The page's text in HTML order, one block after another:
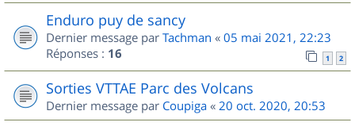
Enduro puy de sancy
Dernier message par Tachman « 05 mai 2021, 22:23
Réponses : 16 1 2
Sorties VTTAE Parc des Volcans
Dernier message par Coupiga « 20 oct. 2020, 20:53